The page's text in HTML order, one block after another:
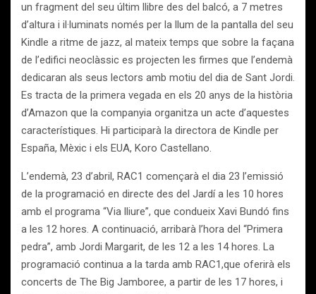
un fragment del seu últim llibre des del balcó, a 7 metres
d’altura i il·luminats només per la llum de la pantalla del seu
Kindle a ritme de jazz, al mateix temps que sobre la façana
de l’edifici neoclàssic es projecten les firmes que l’endemà
dedicaran als seus lectors amb motiu del dia de Sant Jordi.
Es tracta de la primera vegada en els 20 anys de la història
d’Amazon que la companyia organitza un acte d’aquestes
característiques. Hi participarà la directora de Kindle per
España, Mèxic i els EUA, Koro Castellano.
L’endemà, 23 d’abril, RAC1 començarà el dia 23 l’emissió
de la programació en directe des del Jardí a les 10 hores
amb el programa “Via lliure”, que condueix Xavi Bundó fins
a les 12 hores. A continuació, arribarà l’hora del “Primera
pedra”, amb Jordi Margarit, de les 12 a les 14 hores. La
programació continua a la tarda amb RAC1,que oferirà els
concerts de The Big Jamboree, a partir de les 17 hores, i